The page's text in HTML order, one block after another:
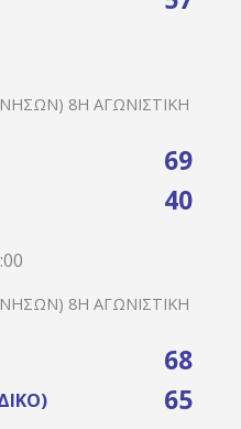
8Η ΑΓΩΝΙΣΤΙΚΉ
69
40
8Η ΑΓΩΝΙΣΤΙΚΉ
68
65